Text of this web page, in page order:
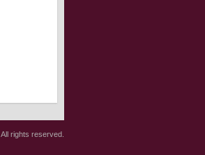
All rights reserved.